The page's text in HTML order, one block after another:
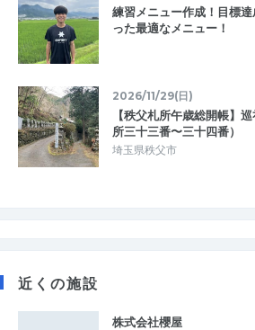
練習メニュー作成！目標
った最適なメニュー！
2026/11/29(日)
【秩父札所午歳総開帳】
所三十三番〜三十四番）
埼玉県秩父市
近くの施設
株式会社櫻屋